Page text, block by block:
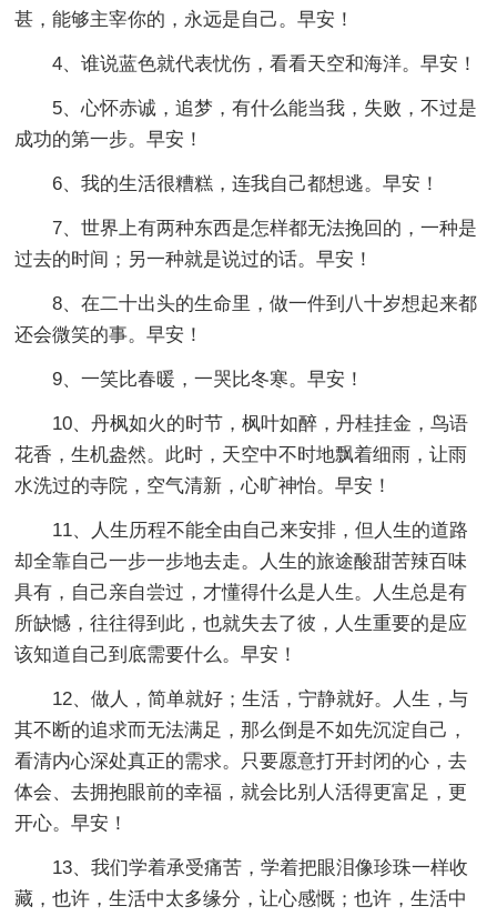
甚，能够主宰你的，永远是自己。早安！
4、谁说蓝色就代表忧伤，看看天空和海洋。早安！
5、心怀赤诚，追梦，有什么能当我，失败，不过是
成功的第一步。早安！
6、我的生活很糟糕，连我自己都想逃。早安！
7、世界上有两种东西是怎样都无法挽回的，一种是
过去的时间；另一种就是说过的话。早安！
8、在二十出头的生命里，做一件到八十岁想起来都
还会微笑的事。早安！
9、一笑比春暖，一哭比冬寒。早安！
10、丹枫如火的时节，枫叶如醉，丹桂挂金，鸟语
花香，生机盎然。此时，天空中不时地飘着细雨，让雨
水洗过的寺院，空气清新，心旷神怡。早安！
11、人生历程不能全由自己来安排，但人生的道路
却全靠自己一步一步地去走。人生的旅途酸甜苦辣百味
具有，自己亲自尝过，才懂得什么是人生。人生总是有
所缺憾，往往得到此，也就失去了彼，人生重要的是应
该知道自己到底需要什么。早安！
12、做人，简单就好；生活，宁静就好。人生，与
其不断的追求而无法满足，那么倒是不如先沉淀自己，
看清内心深处真正的需求。只要愿意打开封闭的心，去
体会、去拥抱眼前的幸福，就会比别人活得更富足，更
开心。早安！
13、我们学着承受痛苦，学着把眼泪像珍珠一样收
藏，也许，生活中太多缘分，让心感慨；也许，生活中